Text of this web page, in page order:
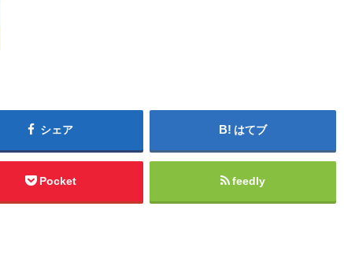
シェア はてブ
Pocket feedly